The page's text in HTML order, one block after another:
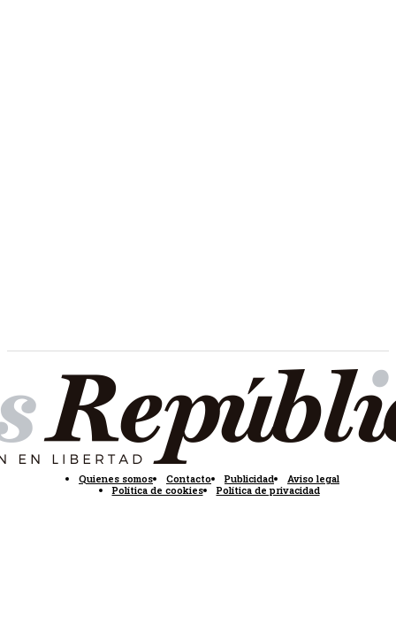
Quienes somos Contacto Publicidad
Aviso legal
Política de cookies
Política de privacidad